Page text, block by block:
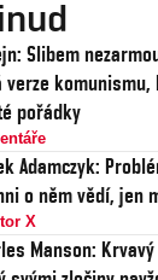
Slibem
verze
pořádky
Adamczyk:
o něm vědí, jen
X
Manson: